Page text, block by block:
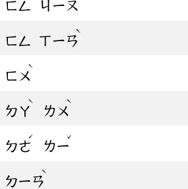
ㄈㄥ ㄐㄧㄡ
ㄈㄥ ㄒㄧㄢ
ˋ
ㄈㄨ
ˋ
ㄉㄚ
ˋ
ㄌㄨ
ˋ
ㄉㄜ
ˊ
ㄌㄧ
ˇ
ㄉㄧㄢ
ˋ